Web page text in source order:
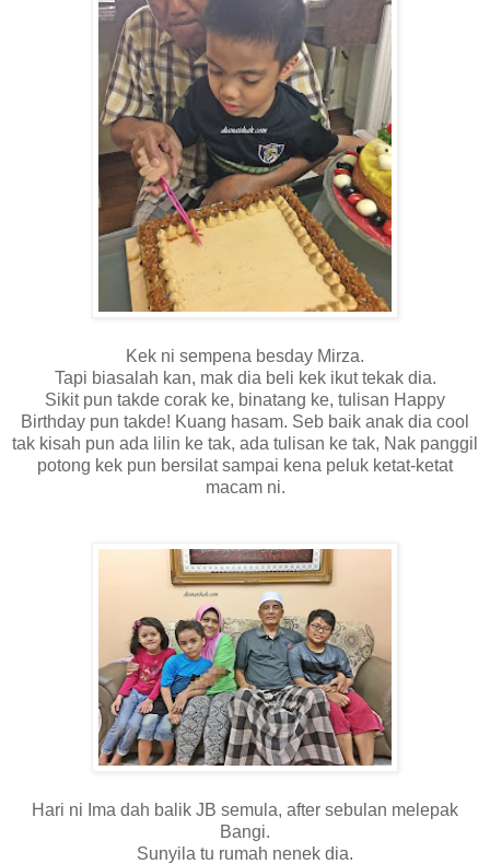
Kek ni sempena besday Mirza.
Tapi biasalah kan, mak dia beli kek ikut tekak dia.
Sikit pun takde corak ke, binatang ke, tulisan Happy
Birthday pun takde! Kuang hasam. Seb baik anak dia cool
tak kisah pun ada lilin ke tak, ada tulisan ke tak, Nak panggil
potong kek pun bersilat sampai kena peluk ketat-ketat
macam ni.
Hari ni Ima dah balik JB semula, after sebulan melepak
Bangi.
Sunyila tu rumah nenek dia.